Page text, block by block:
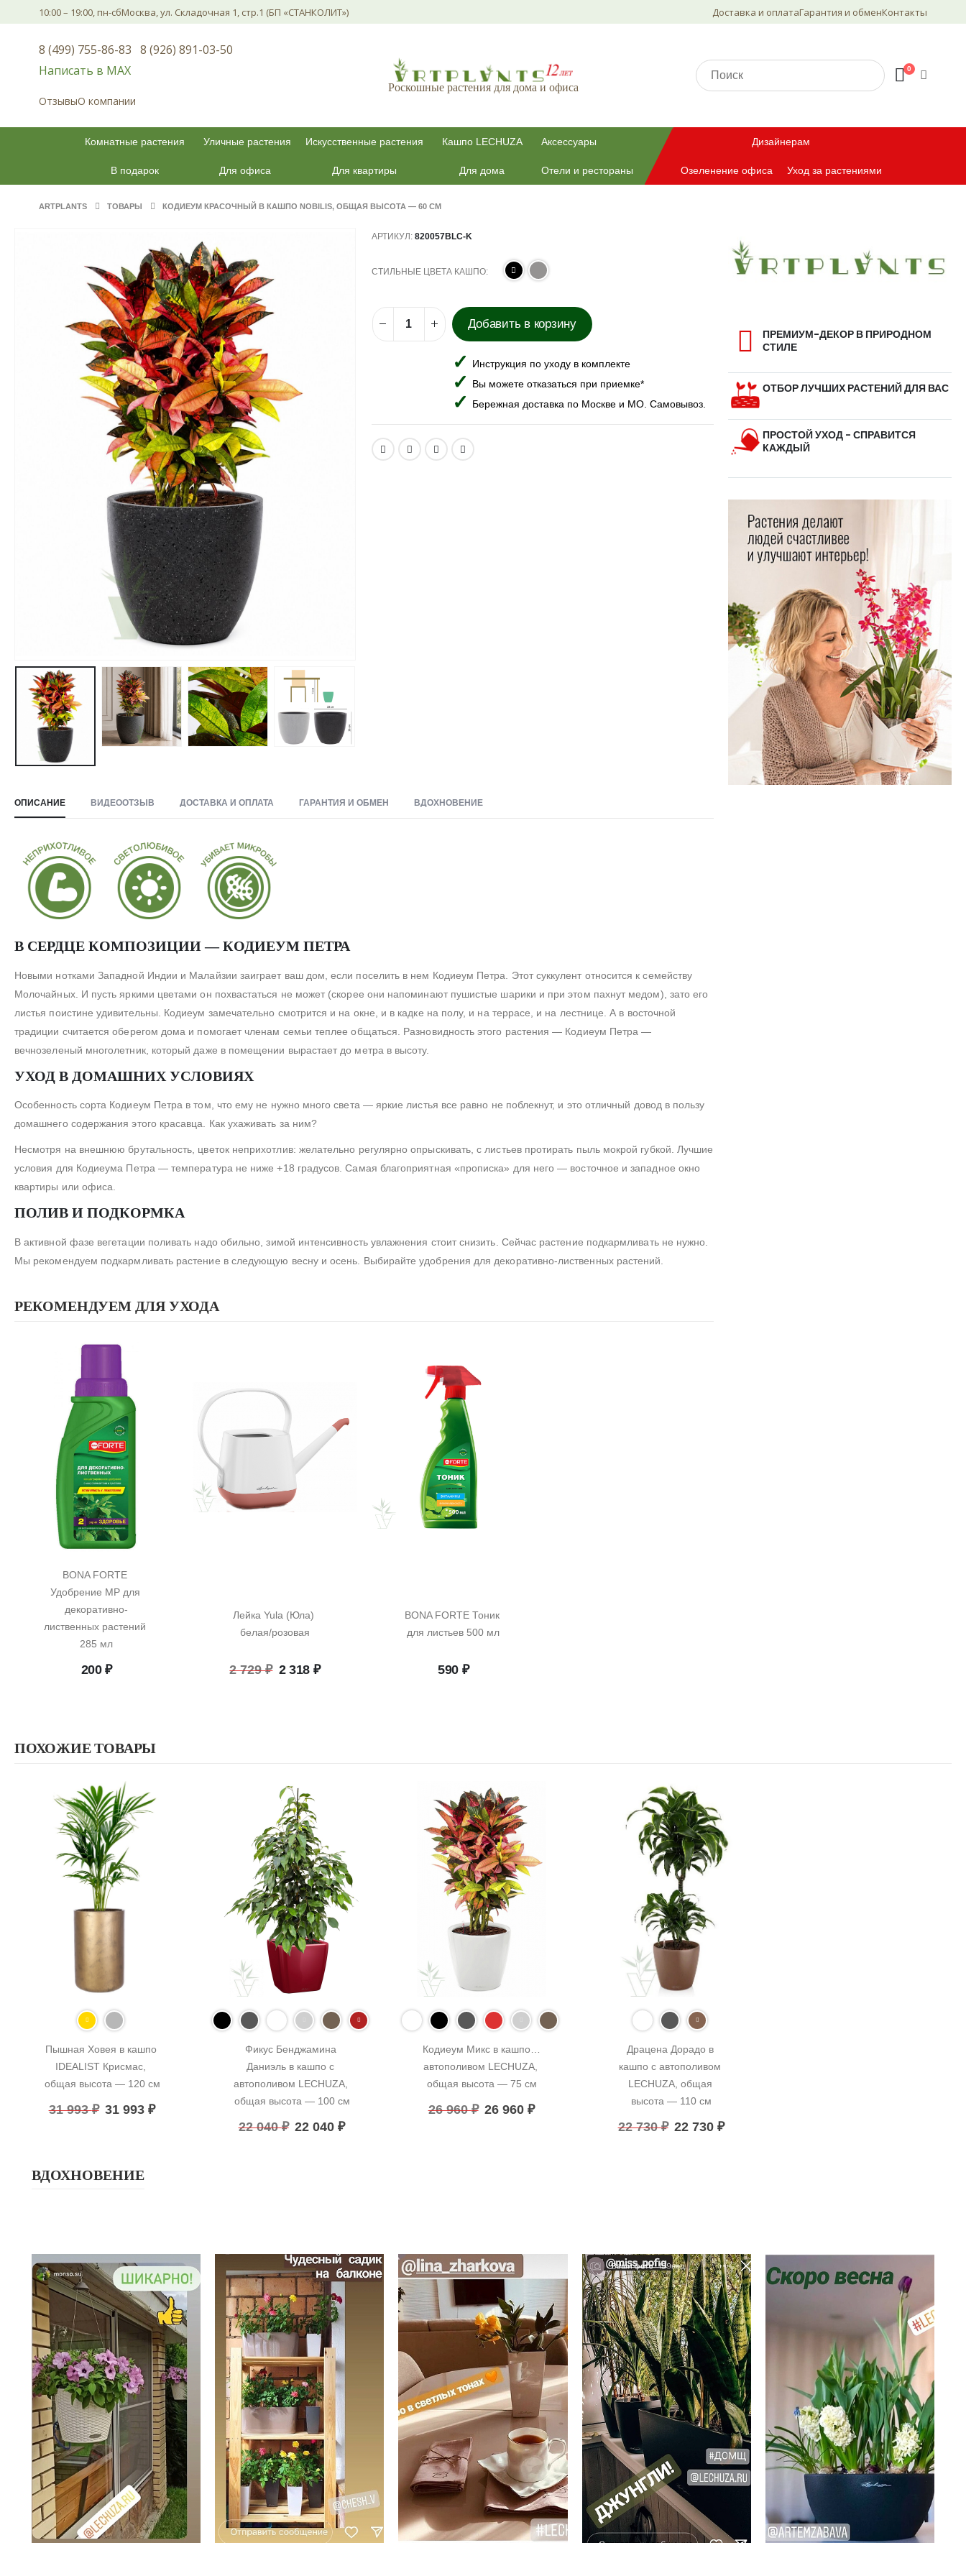
10:00 – 19:00, пн-сбМосква, ул. Складочная 1, стр.1 (БП «СТАНКОЛИТ») Доставка и оплатаГарантия и обменКонтакты
8 (499) 755-86-83 8 (926) 891-03-50
Написать в МАХ
ОтзывыО компании
Роскошные растения для дома и офиса
0
Комнатные растения Уличные растения Искусственные растения Кашпо LECHUZA Аксессуары
В подарок Озеленение офиса Уход за растениями
Для офиса
Дизайнерам
Для квартиры Для дома Отели и рестораны
ARTPLANTS ТОВАРЫ КОДИЕУМ КРАСОЧНЫЙ В КАШПО NOBILIS, ОБЩАЯ ВЫСОТА — 60 СМ
АРТИКУЛ: 820057BLC-K
СТИЛЬНЫЕ ЦВЕТА КАШПО
Добавить в корзину
Инструкция по уходу в комплекте
Вы можете отказаться при приемке*
Бережная доставка по Москве и МО. Самовывоз.
ОПИСАНИЕ ВИДЕООТЗЫВ ДОСТАВКА И ОПЛАТА ГАРАНТИЯ И ОБМЕН ВДОХНОВЕНИЕ
В СЕРДЦЕ КОМПОЗИЦИИ — КОДИЕУМ ПЕТРА
Новыми нотками Западной Индии и Малайзии заиграет ваш дом, если поселить в нем Кодиеум Петра. Этот суккулент относится к семейству
Молочайных. И пусть яркими цветами он похвастаться не может (скорее они напоминают пушистые шарики и при этом пахнут медом), зато его
листья поистине удивительны. Кодиеум замечательно смотрится и на окне, и в кадке на полу, и на террасе, и на лестнице. А в восточной
традиции считается оберегом дома и помогает членам семьи теплее общаться. Разновидность этого растения — Кодиеум Петра —
вечнозеленый многолетник, который даже в помещении вырастает до метра в высоту.
УХОД В ДОМАШНИХ УСЛОВИЯХ
Особенность сорта Кодиеум Петра в том, что ему не нужно много света — яркие листья все равно не поблекнут, и это отличный довод в пользу
домашнего содержания этого красавца. Как ухаживать за ним?
Несмотря на внешнюю брутальность, цветок неприхотлив: желательно регулярно опрыскивать, с листьев протирать пыль мокрой губкой. Лучшие
условия для Кодиеума Петра — температура не ниже +18 градусов. Самая благоприятная «прописка» для него — восточное и западное окно
квартиры или офиса.
ПОЛИВ И ПОДКОРМКА
В активной фазе вегетации поливать надо обильно, зимой интенсивность увлажнения стоит снизить. Сейчас растение подкармливать не нужно.
Мы рекомендуем подкармливать растение в следующую весну и осень. Выбирайте удобрения для декоративно-лиственных растений.
РЕКОМЕНДУЕМ ДЛЯ УХОДА
BONA FORTE
Удобрение MP для
декоративно-
лиственных растений
285 мл
200₽
Лейка Yula (Юла)
белая/розовая
2 729₽ Первоначальная
2 318 ₽Текущая
BONA FORTE Тоник
для листьев 500 мл
590 ₽
ПРЕМИУМ-ДЕКОР В ПРИРОДНОМ
СТИЛЕ
ОТБОР ЛУЧШИХ РАСТЕНИЙ ДЛЯ ВАС
ПРОСТОЙ УХОД - СПРАВИТСЯ
КАЖДЫЙ
ПОХОЖИЕ ТОВАРЫ
Пышная Ховея в кашпо
IDEALIST Крисмас,
общая высота — 120 см
31 993₽ 31 993₽
Фикус Бенджамина
Даниэль в кашпо с
автополивом LECHUZA,
общая высота — 100 см
22 040₽ 22 040₽
Кодиеум Микс в кашпо с
автополивом LECHUZA,
общая высота — 75 см
26 960₽ 26 960₽
Драцена Дорадо в
кашпо с автополивом
LECHUZA, общая
высота — 110 см
22 730₽ 22 730₽
ВДОХНОВЕНИЕ